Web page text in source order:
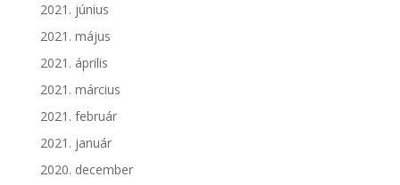
2021. június
2021. május
2021. április
2021. március
2021. február
2021. január
2020. december